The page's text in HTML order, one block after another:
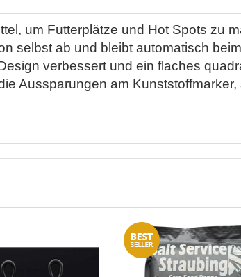
um Futterplätze und Hot Spots zu
selbst ab und bleibt automatisch
verbessert und ein flaches
Aussparungen am